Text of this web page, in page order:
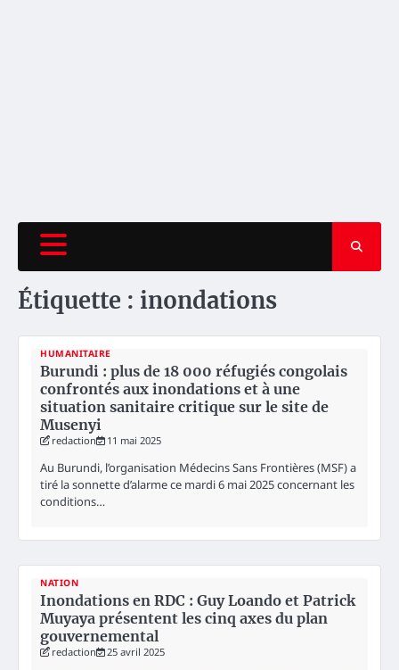
Étiquette : inondations
HUMANITAIRE
Burundi : plus de 18 000 réfugiés congolais
confrontés aux inondations et à une
situation sanitaire critique sur le site de
Musenyi
redaction 11 mai 2025
Au Burundi, l’organisation Médecins Sans Frontières (MSF) a
tiré la sonnette d’alarme ce mardi 6 mai 2025 concernant les
conditions…
NATION
Inondations en RDC : Guy Loando et Patrick
Muyaya présentent les cinq axes du plan
gouvernemental
redaction 25 avril 2025